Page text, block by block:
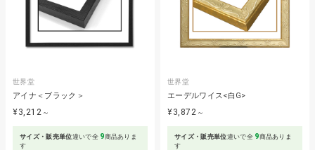
世界堂
アイナ＜ブラック＞
¥3,212 ～
サイズ・販売単位違いで全 9商品ありま
す
世界堂
エーデルワイス<白G>
¥3,872 ～
サイズ・販売単位違いで全 9商品ありま
す